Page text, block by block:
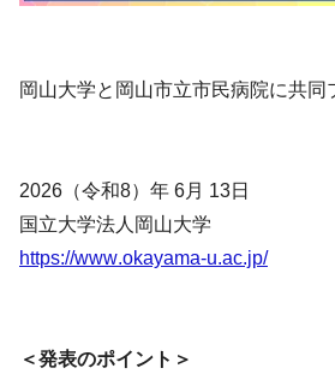
岡山大学と岡山市立市民病院に共同
2026（令和8）年 6月 13日
国立大学法人岡山大学
https://www.okayama-u.ac.jp/
＜発表のポイント＞